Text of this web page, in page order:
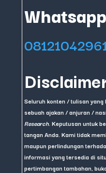
Whatsapp
Seluruh konten / tulisan
sebuah ajakan / anjuran /
Research . Keputusan untuk
tangan Anda. Kami tidak
maupun perlindungan
informasi yang tersedia di
pertimbangan tambahan,